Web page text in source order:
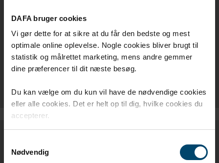
DAFA bruger cookies
Vi gør dette for at sikre at du får den bedste og mest
optimale online oplevelse. Nogle cookies bliver brugt til
statistik og målrettet marketing, mens andre gemmer
dine præferencer til dit næste besøg.
Du kan vælge om du kun vil have de nødvendige cookies
eller alle cookies. Det er helt op til dig, hvilke cookies du
accepterer.
Nødvendig
TSCA STATEMENT
GLOBAL COMPACT